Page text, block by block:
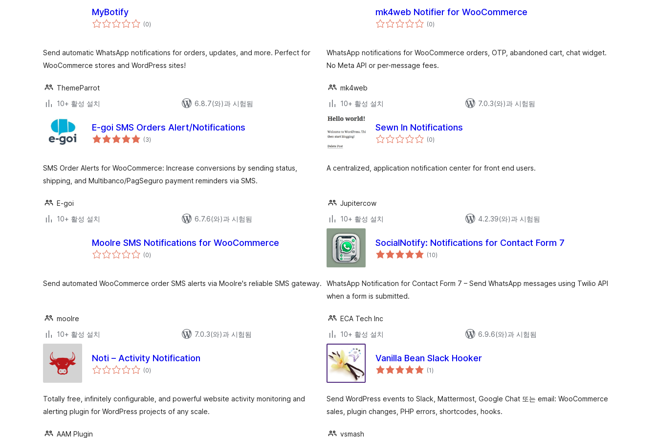
MyBotify
(0전
체)
Send automatic WhatsApp notifications for orders, updates, and more. Perfect for
WooCommerce stores and WordPress sites!
ThemeParrot
10+ 활성 설치
6.8.7(와)과 시험됨
mk4web Notifier for WooCommerce
(0전
체)
WhatsApp notifications for WooCommerce orders, OTP, abandoned cart, chat widget.
No Meta API or per-message fees.
mk4web
10+ 활성 설치
7.0.3(와)과 시험됨
E-goi SMS Orders Alert/Notifications
(3전
체)
SMS Order Alerts for WooCommerce: Increase conversions by sending status,
shipping, and Multibanco/PagSeguro payment reminders via SMS.
E-goi
10+ 활성 설치
6.7.6(와)과 시험됨
Sewn In Notifications
(0전
체)
A centralized, application notification center for front end users.
Jupitercow
10+ 활성 설치
4.2.39(와)과 시험됨
Moolre SMS Notifications for WooCommerce
(0전
체)
Send automated WooCommerce order SMS alerts via Moolre's reliable SMS gateway.
moolre
10+ 활성 설치
7.0.3(와)과 시험됨
SocialNotify: Notifications for Contact Form 7
(10전
체)
WhatsApp Notification for Contact Form 7 – Send WhatsApp messages using Twilio API
when a form is submitted.
ECA Tech Inc
10+ 활성 설치
6.9.6(와)과 시험됨
Noti – Activity Notification
(0전
체)
Totally free, infinitely configurable, and powerful website activity monitoring and
alerting plugin for WordPress projects of any scale.
AAM Plugin
Vanilla Bean Slack Hooker
(1전
체)
Send WordPress events to Slack, Mattermost, Google Chat 또는 email: WooCommerce
sales, plugin changes, PHP errors, shortcodes, hooks.
vsmash